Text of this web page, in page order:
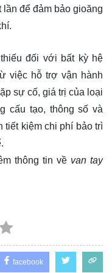
lần để đảm bảo gioăng
đối với bất kỳ hệ
việc hỗ trợ vận hành
sự cố, giá trị của loại
cấu tạo, thông số và
tiết kiệm chi phí bảo trì
thông tin về van tay
facebook